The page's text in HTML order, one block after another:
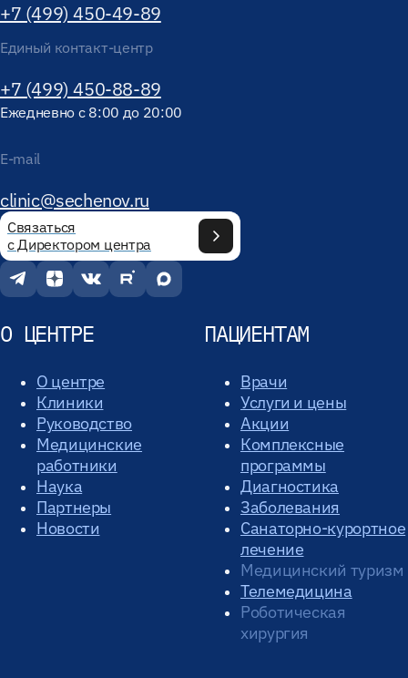
+7 (499) 450-49-89
Единый контакт-центр
+7 (499) 450-88-89
Ежедневно с 8:00 до 20:00
E-mail
clinic@sechenov.ru
Связаться
с Директором центра
О ЦЕНТРЕ
О центре
Клиники
Руководство
Медицинские
работники
Наука
Партнеры
Новости
ПАЦИЕНТАМ
Врачи
Услуги и цены
Акции
Комплексные
программы
Диагностика
Заболевания
Санаторно-курортное
лечение
Медицинский туризм
Телемедицина
Роботическая
хирургия